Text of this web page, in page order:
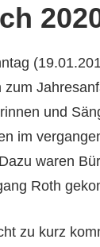
und
im
waren
Roth
zu kurz